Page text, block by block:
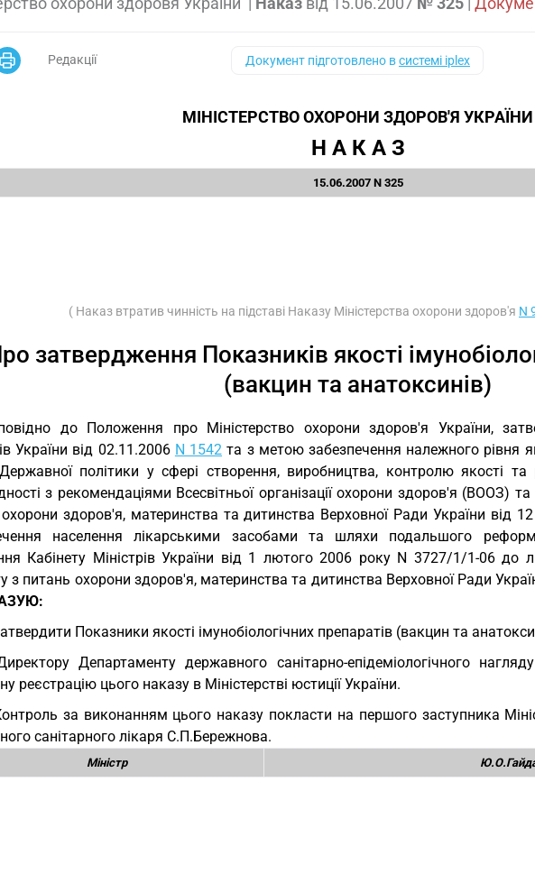
Редакції Документ підготовлено всистемі iplex
МІНІСТЕРСТВО ОХОРОНИ ЗДОРОВ'Я УКРАЇНИ
Н А К А З
15.06.2007 N 325
( Наказ втратив чинність на підставі Наказу Міністерства охорони здоров'я N
затвердження Показників якості
(вакцин та анатоксинів)
до Положення про Міністерство охорони здоров'я України,
України від 02.11.2006 N 1542 та з метою забезпечення належного рівня
політики у сфері створення, виробництва, контролю якості та
з рекомендаціями Всесвітньої організації охорони здоров'я (ВООЗ)
здоров'я, материнства та дитинства Верховної Ради України від
населення лікарськими засобами та шляхи подальшого
Кабінету Міністрів України від 1 лютого 2006 року N 3727/1/1-06 до
з питань охорони здоров'я, материнства та дитинства Верховної Ради
Показники якості імунобіологічних препаратів (вакцин та
Департаменту державного санітарно-епідеміологічного
реєстрацію цього наказу в Міністерстві юстиції України.
за виконанням цього наказу покласти на першого заступника
санітарного лікаря С.П.Бережнова.
Міністр